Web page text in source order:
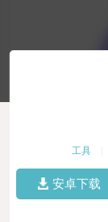
工具
安卓下载